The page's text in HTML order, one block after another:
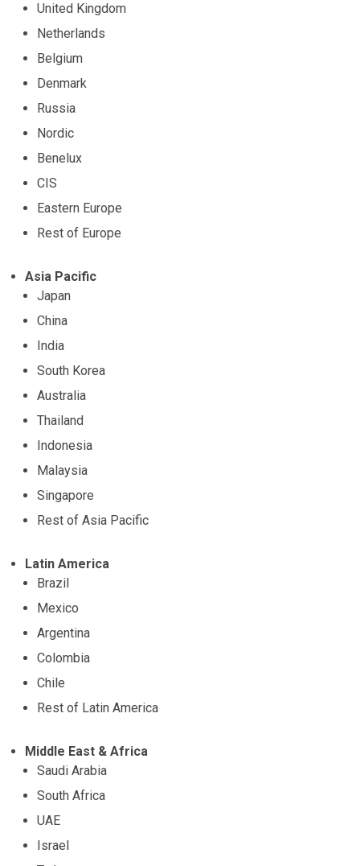
United Kingdom
Netherlands
Belgium
Denmark
Russia
Nordic
Benelux
CIS
Eastern Europe
Rest of Europe
Asia Pacific
Japan
China
India
South Korea
Australia
Thailand
Indonesia
Malaysia
Singapore
Rest of Asia Pacific
Latin America
Brazil
Mexico
Argentina
Colombia
Chile
Rest of Latin America
Middle East & Africa
Saudi Arabia
South Africa
UAE
Israel